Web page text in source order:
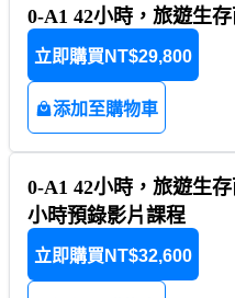
0-A1 42小時，旅遊生存
立即購買 NT$29,800
添加至購物車
0-A1 42小時，旅遊生
小時預錄影片課程
立即購買 NT$32,600